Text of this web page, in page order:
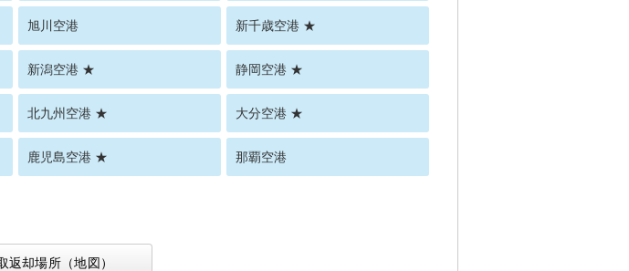
旭川空港 新千歳空港 ★
新潟空港 ★ 静岡空港 ★
北九州空港 ★ 大分空港 ★
鹿児島空港 ★ 那覇空港
返却場所（地図）